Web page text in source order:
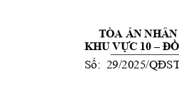
TÒA ÁN
KHU VỰC 10 –
Số: 29/2025/